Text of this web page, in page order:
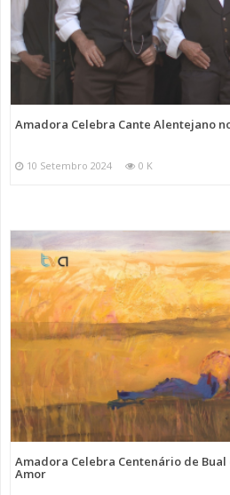
Amadora Celebra Cante Alentejano
10 Setembro 2024 0 K
Amadora Celebra Centenário de Bual
Amor